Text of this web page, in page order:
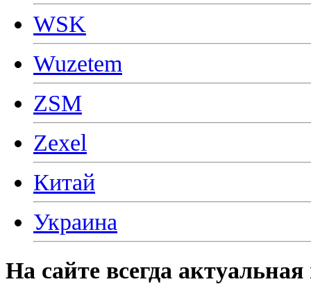
WSK
Wuzetem
ZSM
Zexel
Китай
Украина
На сайте всегда